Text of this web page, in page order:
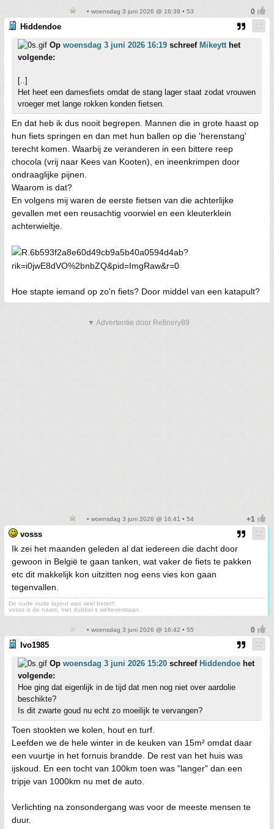
• woensdag 3 juni 2026 @ 16:39 • 53
Hiddendoe
Op woensdag 3 juni 2026 16:19 schreef Mikeytthet
volgende:
[..]
Het heet een damesfiets omdat de stang lager staat zodat vrouwen
vroeger met lange rokken konden fietsen.
En dat heb ik dus nooit begrepen. Mannen die in grote haast op
hun fiets springen en dan met hun ballen op die 'herenstang'
terecht komen. Waarbij ze veranderen in een bittere reep
chocola (vrij naar Kees van Kooten), en ineenkrimpen door
ondraaglijke pijnen.
Waarom is dat?
En volgens mij waren de eerste fietsen van die achterlijke
gevallen met een reusachtig voorwiel en een kleuterklein
achterwieltje.
Hoe stapte iemand op zo'n fiets? Door middel van een katapult?
▼ Advertentie door Refinery89
• woensdag 3 juni 2026 @ 16:41 • 54
vosss
Ik zei het maanden geleden al dat iedereen die dacht door
gewoon in België te gaan tanken, wat vaker de fiets te pakken
etc dit makkelijk kon uitzitten nog eens vies kon gaan
tegenvallen.
De oude oude layout was veel beter!!
vosss is de naam, met dubbel s welteverstaan.
• woensdag 3 juni 2026 @ 16:42 • 55
Ivo1985
Op woensdag 3 juni 2026 15:20 schreef Hiddendoe het
volgende:
Hoe ging dat eigenlijk in de tijd dat men nog niet over aardolie
beschikte?
Is dit zwarte goud nu echt zo moeilijk te vervangen?
Toen stookten we kolen, hout en turf.
Leefden we de hele winter in de keuken van 15m² omdat daar
een vuurtje in het fornuis brandde. De rest van het huis was
ijskoud. En een tocht van 100km toen was "langer" dan een
tripje van 1000km nu met de auto.
Verlichting na zonsondergang was voor de meeste mensen te
duur.